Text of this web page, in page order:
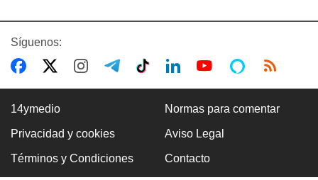
DEPORTACIONES EE UU
El ICE envía a la fuerza a migrantes, entre ellos
Síguenos:
14ymedio Normas para comentar
Privacidad y cookies Aviso Legal
Términos y Condiciones Contacto